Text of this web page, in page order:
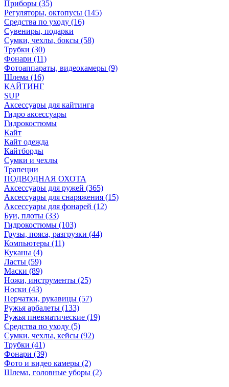
Приборы (35)
Регуляторы, октопусы (145)
Средства по уходу (16)
Сувениры, подарки
Сумки, чехлы, боксы (58)
Трубки (30)
Фонари (11)
Фотоаппараты, видеокамеры (9)
Шлема (16)
КАЙТИНГ
SUP
Аксессуары для кайтинга
Гидро аксессуары
Гидрокостюмы
Кайт
Кайт одежда
Кайтборды
Сумки и чехлы
Трапеции
ПОДВОДНАЯ ОХОТА
Аксессуары для ружей (365)
Аксессуары для снаряжения (15)
Аксессуары для фонарей (12)
Буи, плоты (33)
Гидрокостюмы (103)
Грузы, пояса, разгрузки (44)
Компьютеры (11)
Куканы (4)
Ласты (59)
Маски (89)
Ножи, инструменты (25)
Носки (43)
Перчатки, рукавицы (57)
Ружья арбалеты (133)
Ружья пневматические (19)
Средства по уходу (5)
Сумки. чехлы, кейсы (92)
Трубки (41)
Фонари (39)
Фото и видео камеры (2)
Шлема, головные уборы (2)